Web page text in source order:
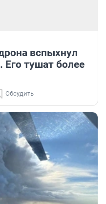
вспыхнул
Его тушат более
Обсудить